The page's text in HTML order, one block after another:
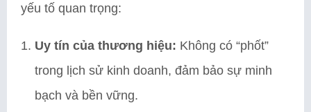
yếu tố quan trọng:
Uy tín của thương hiệu: Không có “phốt”
trong lịch sử kinh doanh, đảm bảo sự minh
bạch và bền vững.